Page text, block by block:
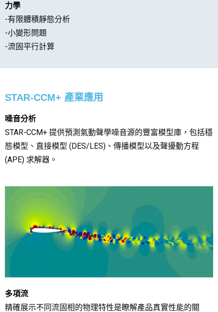
力學
-有限體積靜態分析
-小變形問題
-流固平行計算
STAR-CCM+ 產業應用
噪音分析
STAR-CCM+ 提供預測氣動聲學噪音源的豐富模型庫，包括穩
態模型、直接模型 (DES/LES)、傳播模型以及聲擾動方程
(APE) 求解器。
​多項流
精確展示不同流固相的物理特性是瞭解產品真實性能的關